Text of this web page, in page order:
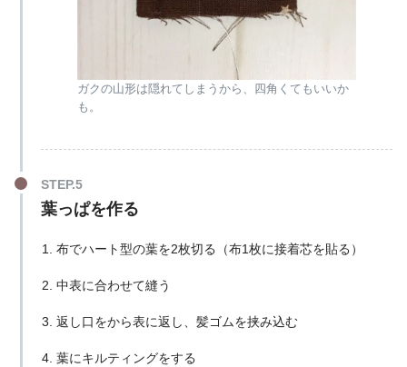
ガクの山形は隠れてしまうから、四角くてもいいか
も。
葉っぱを作る
布でハート型の葉を2枚切る（布1枚に接着芯を貼る）
中表に合わせて縫う
返し口をから表に返し、髪ゴムを挟み込む
葉にキルティングをする